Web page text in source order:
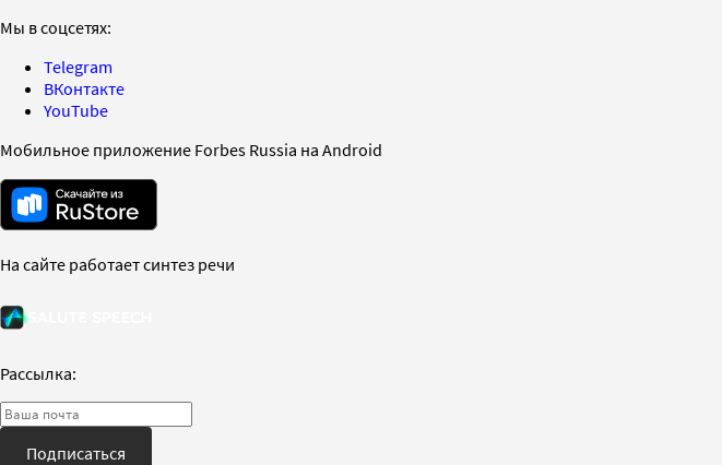
Мы в соцсетях:
Telegram
ВКонтакте
YouTube
Мобильное приложение Forbes Russia на Android
На сайте работает синтез речи
Рассылка:
Подписаться